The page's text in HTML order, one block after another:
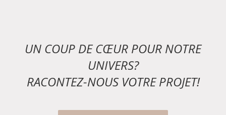
UN COUP DE CŒUR POUR NOTRE
UNIVERS?
RACONTEZ-NOUS VOTRE PROJET!